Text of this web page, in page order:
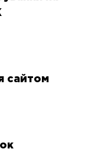
сайтом